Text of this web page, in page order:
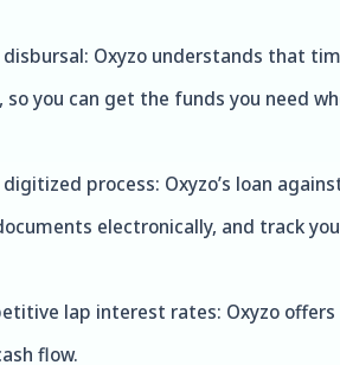
disbursal: Oxyzo understands that
so you can get the funds you need
digitized process: Oxyzo’s loan
electronically, and track
lap interest rates: Oxyzo
flow.